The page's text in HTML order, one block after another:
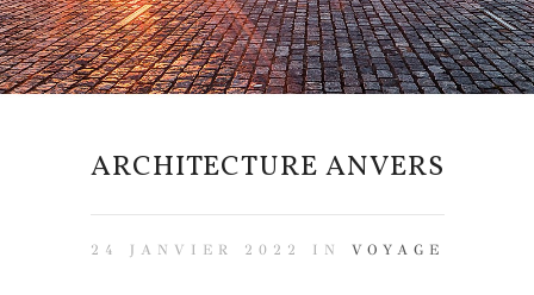
ARCHITECTURE ANVERS
24 JANVIER 2022 IN VOYAGE